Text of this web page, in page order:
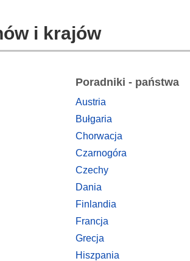
i krajów
Poradniki - państwa
Austria
Bułgaria
Chorwacja
Czarnogóra
Czechy
Dania
Finlandia
Francja
Grecja
Hiszpania